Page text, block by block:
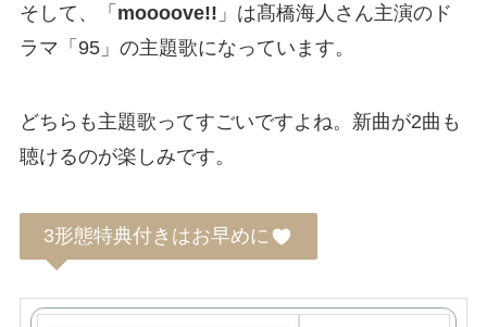
そして、「 moooove!! 」は髙橋海人さん主演のド
ラマ「95」の主題歌になっています。
どちらも主題歌ってすごいですよね。新曲が2曲も
聴けるのが楽しみです。
3形態特典付きはお早めに